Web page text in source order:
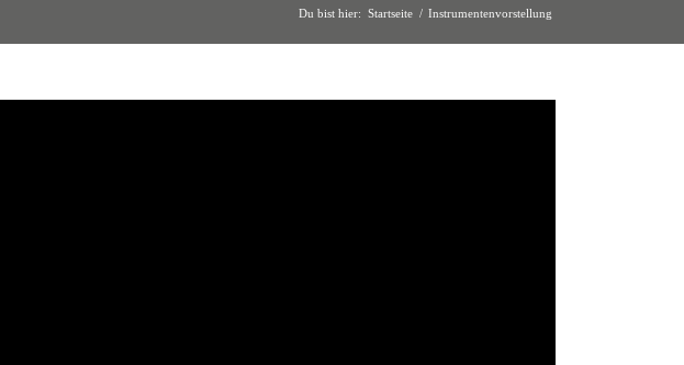
Du bist hier: Startseite / Instrumentenvorstellung